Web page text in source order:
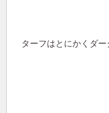
ターフはとにかくダー